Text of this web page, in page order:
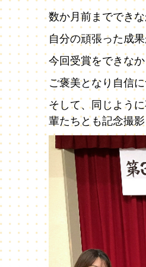
数か月前まででき
自分の頑張った成
今回受賞をできな
ご褒美となり自信
そして、同じよう
輩たちとも記念撮影